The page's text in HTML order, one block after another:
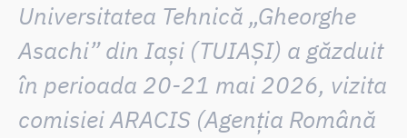
Universitatea Tehnică „Gheorghe
Asachi” din Iași (TUIAȘI) a găzduit
în perioada 20-21 mai 2026, vizita
comisiei ARACIS (Agenția Română